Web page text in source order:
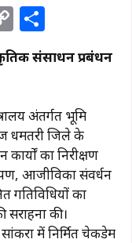
C
o
p
Li
n
k
ar
संसाधन प्रबंधन
अंतर्गत भूमि
धमतरी जिले के
का निरीक्षण
आजीविका संवर्धन
गतिविधियों का
की।
में निर्मित चेकडेम